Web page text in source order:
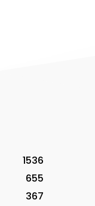
1536
655
367